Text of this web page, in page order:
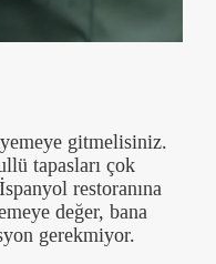
gitmelisiniz.
tapasları çok
restoranına
değer, bana
gerekmiyor.